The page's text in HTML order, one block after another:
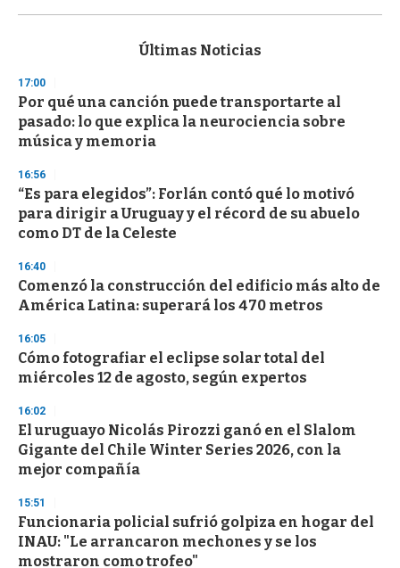
s
d
s
o
f
3
s
e
o
n
Últimas Noticias
17:00
Por qué una canción puede transportarte al
pasado: lo que explica la neurociencia sobre
música y memoria
16:56
“Es para elegidos”: Forlán contó qué lo motivó
para dirigir a Uruguay y el récord de su abuelo
como DT de la Celeste
16:40
Comenzó la construcción del edificio más alto de
América Latina: superará los 470 metros
16:05
Cómo fotografiar el eclipse solar total del
miércoles 12 de agosto, según expertos
16:02
El uruguayo Nicolás Pirozzi ganó en el Slalom
Gigante del Chile Winter Series 2026, con la
mejor compañía
15:51
Funcionaria policial sufrió golpiza en hogar del
INAU: "Le arrancaron mechones y se los
mostraron como trofeo"